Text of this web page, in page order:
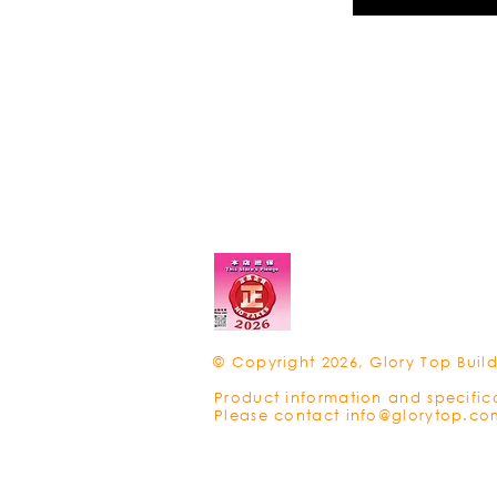
© Copyright 2026, Glory Top
Product information and
Please contact